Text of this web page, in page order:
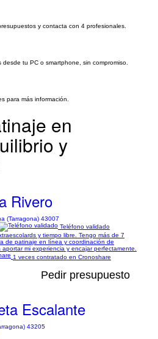
y contacta con 4 profesionales.
tu PC o smartphone, sin compromiso.
para más información.
en
y
Rivero
(Tarragona) 43007
Teléfono validado
y tiempo libre. Tengo más de 7
de patinaje en línea y coordinación de
mi experiencia y encajar perfectamente.
1 veces contratado en Cronoshare
Pedir presupuesto
Escalante
43205